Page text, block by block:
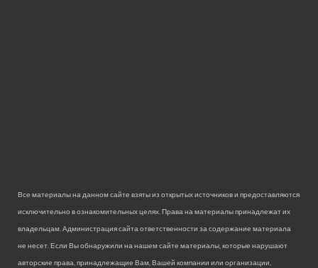
Все материалы на данном сайте взяты из открытых источников и предоставляются
исключительно в ознакомительных целях. Права на материалы принадлежат их
владельцам. Администрация сайта ответственности за содержание материала
не несет. Если Вы обнаружили на нашем сайте материалы, которые нарушают
авторские права, принадлежащие Вам, Вашей компании или организации,